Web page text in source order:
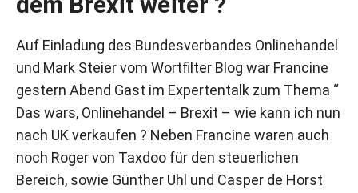
Auf Einladung des Bundesverbandes Onlinehandel
und Mark Steier vom Wortfilter Blog war Francine
gestern Abend Gast im Expertentalk zum Thema “
Das wars, Onlinehandel – Brexit – wie kann ich nun
nach UK verkaufen ? Neben Francine waren auch
noch Roger von Taxdoo für den steuerlichen
Bereich, sowie Günther Uhl und Casper de Horst